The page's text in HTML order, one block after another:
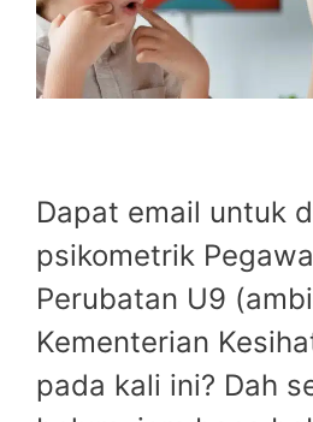
Dapat email untuk
psikometrik
Perubatan U9
Kementerian
pada kali ini? Dah